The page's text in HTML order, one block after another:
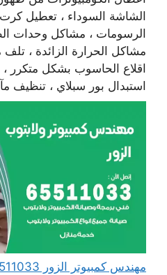
الشاشة السوداء ، تعطيل
الرسومات ، مشاكل وحدات
مشاكل الحرارة الزائدة ، تلف
اقلاع الحاسوب بشكل متكرر ،
استبدال بور سبلاي ، تنظيف